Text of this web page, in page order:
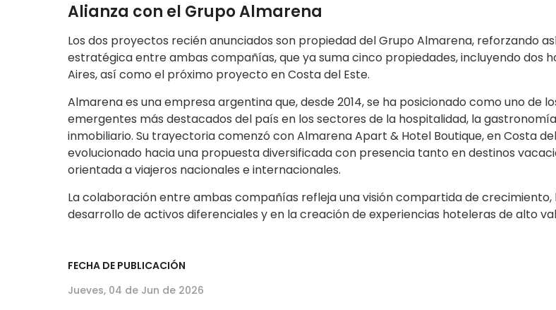
Alianza con el Grupo Almarena
Los dos proyectos recién anunciados son propiedad del Grupo Almarena, reforzando
estratégica entre ambas compañías, que ya suma cinco propiedades, incluyendo dos
Aires, así como el próximo proyecto en Costa del Este.
Almarena es una empresa argentina que, desde 2014, se ha posicionado como uno de
emergentes más destacados del país en los sectores de la hospitalidad, la
inmobiliario. Su trayectoria comenzó con Almarena Apart & Hotel Boutique, en Costa
evolucionado hacia una propuesta diversificada con presencia tanto en destinos
orientada a viajeros nacionales e internacionales.
La colaboración entre ambas compañías refleja una visión compartida de crecimiento,
desarrollo de activos diferenciales y en la creación de experiencias hoteleras de alto
FECHA DE PUBLICACIÓN
Jueves, 04 de Jun de 2026